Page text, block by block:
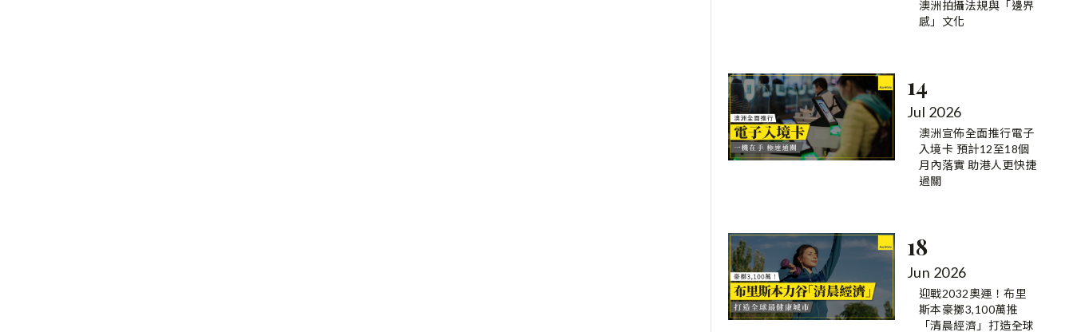
澳洲拍攝法規與「邊界
感」文化
14
Jul 2026
澳洲宣佈全面推行電子
入境卡 預計12至18個
月內落實 助港人更快捷
過關
18
Jun 2026
迎戰2032奧運！布里
斯本豪擲3,100萬推
「清晨經濟」打造全球